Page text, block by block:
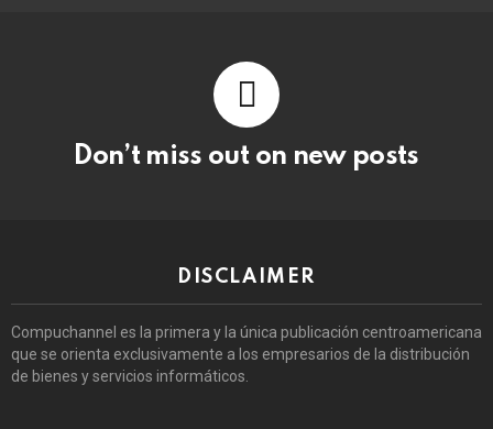
Don’t miss out on new posts
DISCLAIMER
Compuchannel es la primera y la única publicación centroamericana
que se orienta exclusivamente a los empresarios de la distribución
de bienes y servicios informáticos.